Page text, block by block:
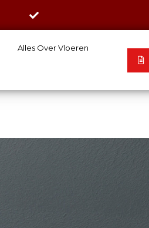
Alles Over Vloeren